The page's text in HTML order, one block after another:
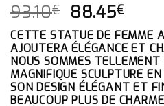
93.10€ LE
PRIX
INITIAL
ÉTAIT :
93.10€.
88.45€LE
PRIX
EST :
CETTE STATUE DE FEMME
AJOUTERA ÉLÉGANCE ET
NOUS SOMMES
MAGNIFIQUE SCULPTURE
SON DESIGN ÉLÉGANT ET
BEAUCOUP PLUS DE